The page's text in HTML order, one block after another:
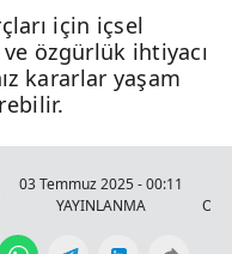
için içsel
özgürlük ihtiyacı
kararlar yaşam
03 Temmuz 2025 - 00:11
YAYINLANMA